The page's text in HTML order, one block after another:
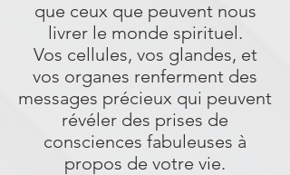
que ceux que peuvent nous
livrer le monde spirituel.
Vos cellules, vos glandes, et
vos organes renferment des
messages précieux qui peuvent
révéler des prises de
consciences fabuleuses à
propos de votre vie.